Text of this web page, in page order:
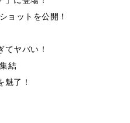
ョットを公開！
ヤバい！
結
了！